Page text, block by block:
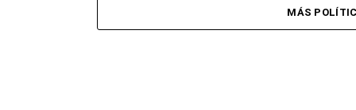
MÁS